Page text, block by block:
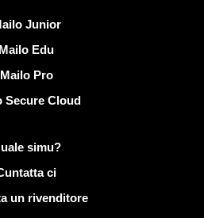
Junior
Mailo Edu
Mailo Pro
Secure Cloud
Mailosimu?
ci
un rivenditore